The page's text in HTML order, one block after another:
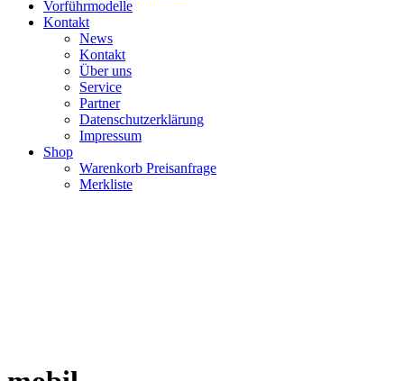
Vorführmodelle
Kontakt
News
Kontakt
Über uns
Service
Partner
Datenschutzerklärung
Impressum
Shop
Warenkorb Preisanfrage
Merkliste